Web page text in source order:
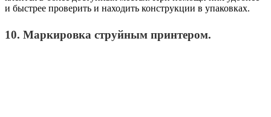
и быстрее проверить и находить конструкции в упаковках.
10. Маркировка струйным принтером.